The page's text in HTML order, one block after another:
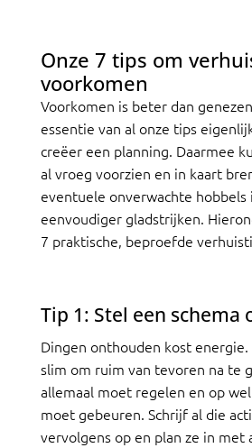
Onze 7 tips om
voorkomen
Voorkomen is beter dan
essentie van al onze tips
creëer een planning. Daarmee
al vroeg voorzien en in kaart
eventuele onverwachte hobbels
eenvoudiger gladstrijken.
7 praktische, beproefde
Tip 1: Stel een schema
Dingen onthouden kost
slim om ruim van tevoren na te
allemaal moet regelen en op
moet gebeuren. Schrijf al die
vervolgens op en plan ze in met